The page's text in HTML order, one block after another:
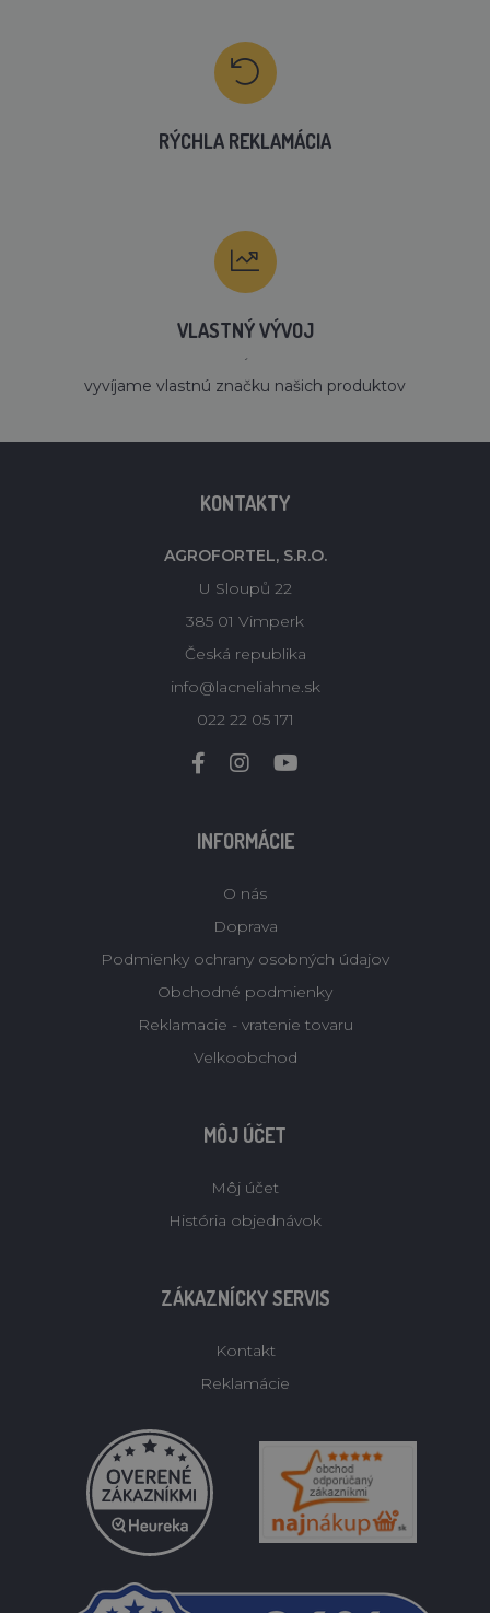
RÝCHLA REKLAMÁCIA
VLASTNÝ VÝVOJ
´
vyvíjame vlastnú značku našich produktov
KONTAKTY
AGROFORTEL, S.R.O.
U Sloupů 22
385 01 Vimperk
Česká republika
info@lacneliahne.sk
022 22 05 171
INFORMÁCIE
O nás
Doprava
Podmienky ochrany osobných údajov
Obchodné podmienky
Reklamacie - vratenie tovaru
Velkoobchod
MÔJ ÚČET
Môj účet
História objednávok
ZÁKAZNÍCKY SERVIS
Kontakt
Reklamácie